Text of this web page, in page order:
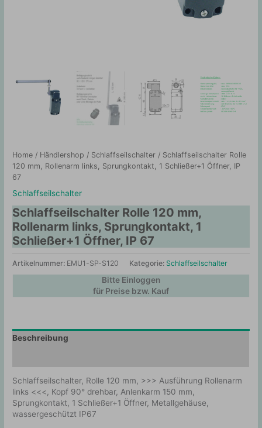
Home / Händlershop / Schlaffseilschalter / Schlaffseilschalter Rolle
120 mm, Rollenarm links, Sprungkontakt, 1 Schließer+1 Öffner, IP
67
Schlaffseilschalter
Schlaffseilschalter Rolle 120 mm,
Rollenarm links, Sprungkontakt, 1
Schließer+1 Öffner, IP 67
Artikelnummer: EMU1-SP-S120 Kategorie: Schlaffseilschalter
Bitte Einloggen
für Preise bzw. Kauf
Beschreibung
Schlaffseilschalter, Rolle 120 mm, >>> Ausführung Rollenarm
links <<<, Kopf 90° drehbar, Anlenkarm 150 mm,
Sprungkontakt, 1 Schließer+1 Öffner, Metallgehäuse,
wassergeschützt IP67